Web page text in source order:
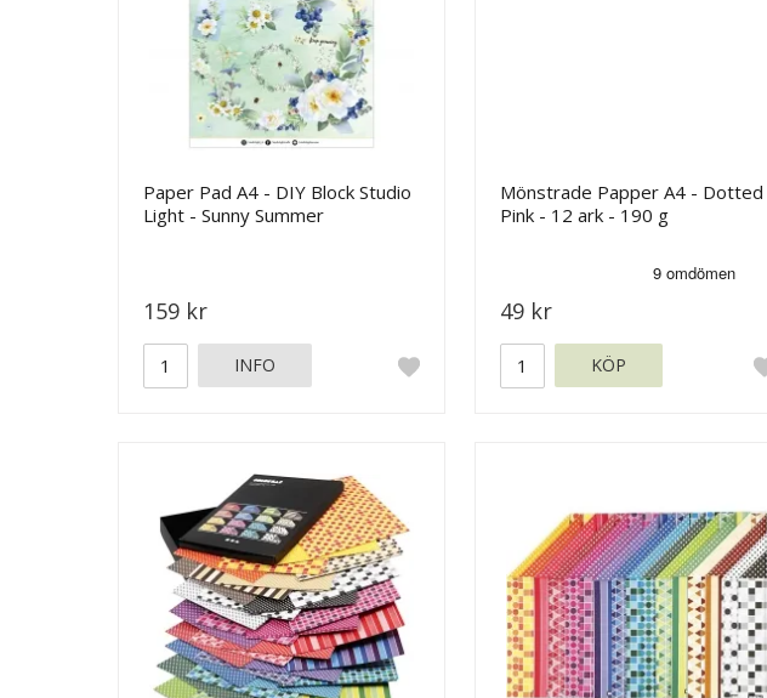
Paper Pad A4 - DIY Block Studio
Light - Sunny Summer
159 kr
INFO
Mönstrade Papper A4 - Dotted
Pink - 12 ark - 190 g
49 kr
KÖP